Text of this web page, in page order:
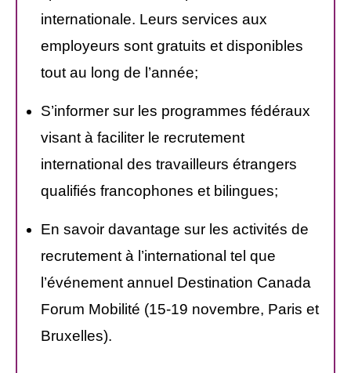
internationale. Leurs services aux
employeurs sont gratuits et disponibles
tout au long de l’année;
S’informer sur les programmes fédéraux
visant à faciliter le recrutement
international des travailleurs étrangers
qualifiés francophones et bilingues;
En savoir davantage sur les activités de
recrutement à l’international tel que
l’événement annuel Destination Canada
Forum Mobilité (15-19 novembre, Paris et
Bruxelles).